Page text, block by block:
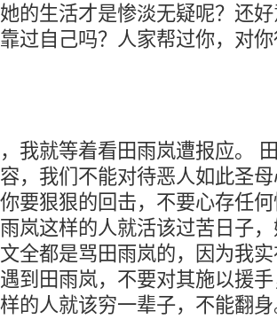
的生活才是惨淡无疑呢？还
过自己吗？人家帮过你，对
我就等着看田雨岚遭报应。
，我们不能对待恶人如此圣
要狠狠的回击，不要心存任
岚这样的人就活该过苦日子
全都是骂田雨岚的，因为我
到田雨岚，不要对其施以援
的人就该穷一辈子，不能翻